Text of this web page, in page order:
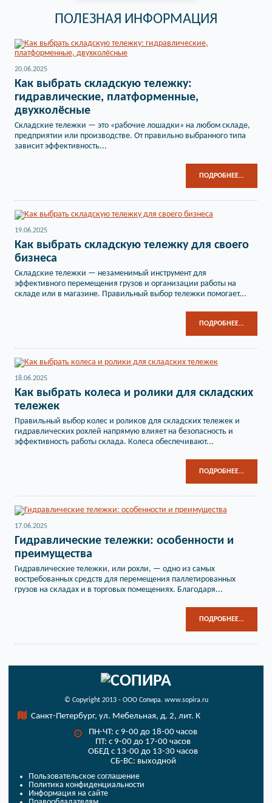
ПОЛЕЗНАЯ ИНФОРМАЦИЯ
20.06.2025
Как выбрать складскую тележку:
гидравлические, платформенные,
двухколёсные
Складские тележки — это «рабочие лошадки» на любом складе,
предприятии или производстве. От правильно выбранного типа
зависит эффективность...
ПОДРОБНЕЕ...
19.06.2025
Как выбрать складскую тележку для своего
бизнеса
Складские тележки — незаменимый инструмент для
эффективного перемещения грузов и организации работы на
складе или в магазине. Правильный выбор тележки помогает...
ПОДРОБНЕЕ...
18.06.2025
Как выбрать колеса и ролики для складских
тележек
Правильный выбор колес и роликов для складских тележек и
гидравлических рохлей напрямую влияет на безопасность и
эффективность работы склада. Колеса обеспечивают...
ПОДРОБНЕЕ...
17.06.2025
Гидравлические тележки: особенности и
преимущества
Гидравлические тележки, или рохли, — одно из самых
востребованных средств для перемещения паллетированных
грузов на складах и в торговых помещениях. Благодаря...
ПОДРОБНЕЕ...
© Copyright 2013 - ООО Сопира. www.sopira.ru
Санкт-Петербург, ул. Мебельная, д. 2, лит. К
ПН-ЧТ: с 9-00 до 18-00 часов
ПТ: с 9-00 до 17-00 часов
ОБЕД с 13-00 до 13-30 часов
СБ-ВС: выходной
Пользовательское соглашение
Политика конфиденциальности
Информация на сайте